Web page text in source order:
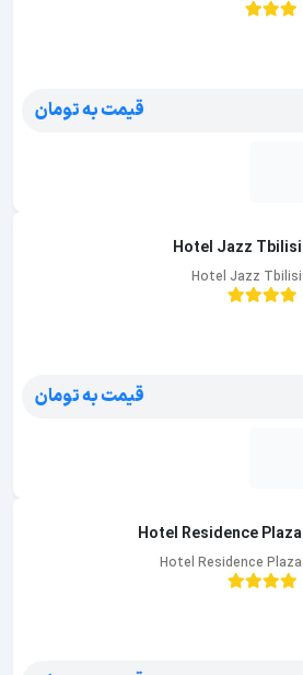
قیمت به تومان
Hotel Jazz Tbilisi
Hotel Jazz Tbilisi
قیمت به تومان
Hotel Residence Plaza
Hotel Residence Plaza